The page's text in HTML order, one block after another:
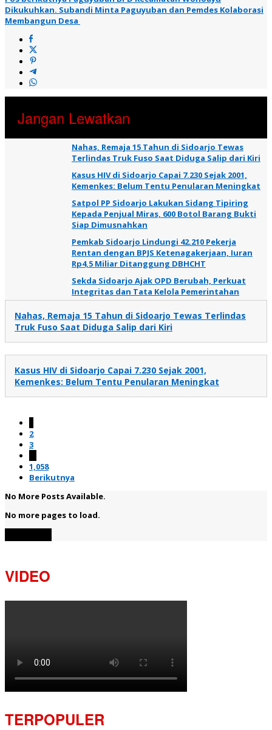
Dikukuhkan. Subandi Minta Paguyuban dan Pemdes Kolaborasi
Membangun Desa
Jangan Lewatkan
Nahas, Remaja 15 Tahun di Sidoarjo Tewas
Terlindas Truk Fuso Saat Diduga Salip dari Kiri
Kasus HIV di Sidoarjo Capai 7.230 Sejak 2001,
Kemenkes: Belum Tentu Penularan Meningkat
Satpol PP Sidoarjo Lakukan Sidang Tipiring
Kepada Penjual Miras, 600 Botol Barang Bukti
Siap Dimusnahkan
Pemkab Sidoarjo Lindungi 42.210 Pekerja
Rentan dengan BPJS Ketenagakerjaan, Iuran
Rp4,5 Miliar Ditanggung DBHCHT
Sekda Sidoarjo Ajak OPD Berubah, Perkuat
Integritas dan Tata Kelola Pemerintahan
Nahas, Remaja 15 Tahun di Sidoarjo Tewas Terlindas
Truk Fuso Saat Diduga Salip dari Kiri
Kasus HIV di Sidoarjo Capai 7.230 Sejak 2001,
Kemenkes: Belum Tentu Penularan Meningkat
2
3
1,058
Berikutnya
No More Posts Available.
No more pages to load.
VIDEO
TERPOPULER